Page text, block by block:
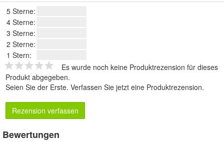
5 Sterne:
4 Sterne:
3 Sterne:
2 Sterne:
1 Stern:
Es wurde noch keine Produktrezension für dieses
Produkt abgegeben.
Seien Sie der Erste. Verfassen Sie jetzt eine Produktrezension.
Rezension verfassen
Bewertungen